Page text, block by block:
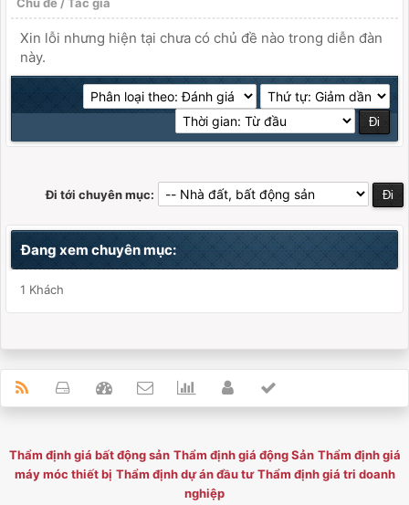
Xin lỗi nhưng hiện tại chưa có chủ đề nào trong diễn đàn
này.
Đi tới chuyên mục:
Đang xem chuyên mục:
1 Khách
Thẩm định giá bất động sản Thẩm định giá động Sản Thẩm định giá
máy móc thiết bị Thẩm định dự án đầu tư Thẩm định giá tri doanh
nghiệp